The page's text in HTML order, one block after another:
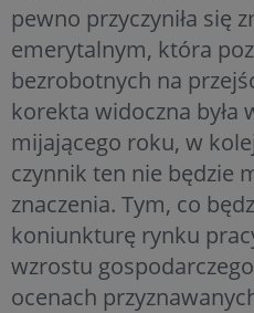
pewno przyczyniła się
emerytalnym, która
bezrobotnych na
korekta widoczna była
mijającego roku, w
czynnik ten nie będzie
znaczenia. Tym, co
koniunkturę rynku
wzrostu
ocenach